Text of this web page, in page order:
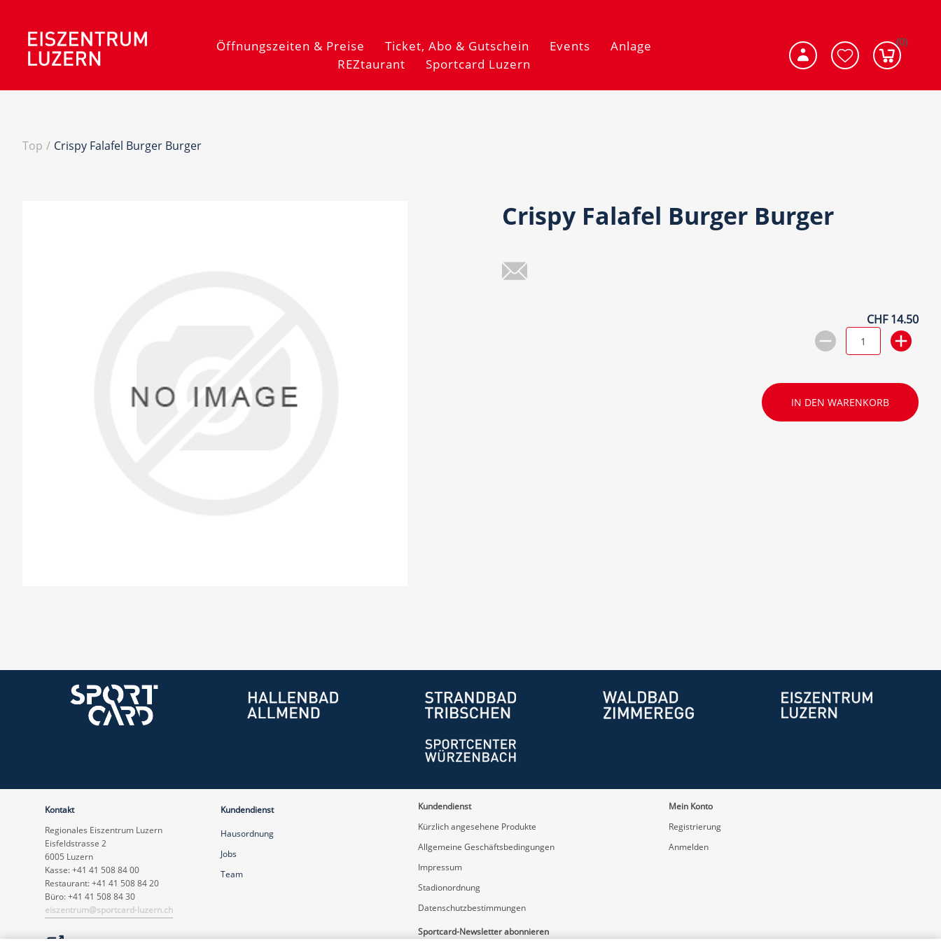
Öffnungszeiten & Preise Ticket, Abo & Gutschein Events
Anlage
REZtaurant
Sportcard Luzern
(0)
Top / Crispy Falafel Burger Burger
Crispy Falafel Burger Burger
CHF 14.50
IN DEN WARENKORB
Kontakt
Regionales Eiszentrum Luzern
Eisfeldstrasse 2
6005 Luzern
Kasse: +41 41 508 84 00
Restaurant: +41 41 508 84 20
Büro: +41 41 508 84 30
eiszentrum@sportcard-luzern.ch
Kundendienst
Hausordnung
Jobs
Team
Kundendienst
Kürzlich angesehene Produkte
Allgemeine Geschäftsbedingungen
Impressum
Stadionordnung
Datenschutzbestimmungen
Mein Konto
Registrierung
Anmelden
Sportcard-Newsletter abonnieren